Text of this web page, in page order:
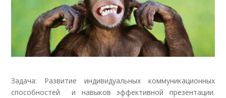
Задача: Развитие индивидуальных коммуникационных
способностей и навыков эффективной презентации.